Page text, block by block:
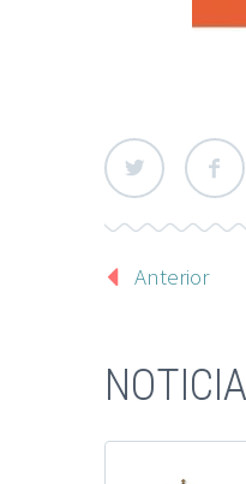
Anterior